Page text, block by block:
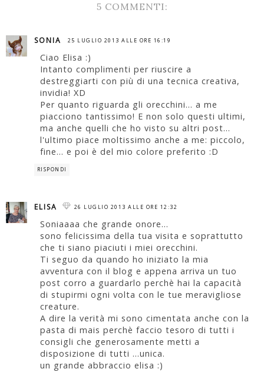
5 COMMENTI:
SONIA 25 LUGLIO 2013 ALLE ORE 16:19
Ciao Elisa :)
Intanto complimenti per riuscire a
destreggiarti con più di una tecnica creativa,
invidia! XD
Per quanto riguarda gli orecchini... a me
piacciono tantissimo! E non solo questi ultimi,
ma anche quelli che ho visto su altri post...
l'ultimo piace moltissimo anche a me: piccolo,
fine... e poi è del mio colore preferito :D
RISPONDI
ELISA 26 LUGLIO 2013 ALLE ORE 12:32
Soniaaaa che grande onore...
sono felicissima della tua visita e soprattutto
che ti siano piaciuti i miei orecchini.
Ti seguo da quando ho iniziato la mia
avventura con il blog e appena arriva un tuo
post corro a guardarlo perchè hai la capacità
di stupirmi ogni volta con le tue meravigliose
creature.
A dire la verità mi sono cimentata anche con la
pasta di mais perchè faccio tesoro di tutti i
consigli che generosamente metti a
disposizione di tutti ...unica.
un grande abbraccio elisa :)